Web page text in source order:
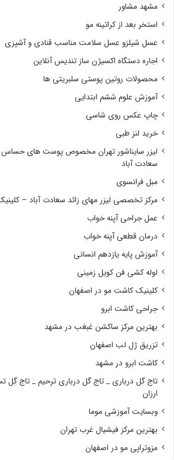
مشهد مشاور
استخر بعد از کراتینه مو
عسل شیلزو عسل سلامت مناسب قنادی و آشپزی
اجاره دستگاه اکسیژن ساز تندیس آنلاین
محصولات روتین پوستی سلبریتی ها
آموزش علوم ششم ابتدایی
چاپ عکس روی شاسی
خرید لنز طبی
لیزر سایناشور تهران مخصوص پوست های حساس
سعادت آباد
مبل فرانسوی
مرکز تخصصی لیزر مهای زائد سعادت آباد –
عمل جراحی آپنه خواب
درمان قطعی آپنه خواب
آموزش پایه یازدهم انسانی
لوله کشی فن کویل زمینی
کلینیک کاشت مو در اصفهان
جراحی کاشت ابرو
بهترین مرکز ساکشن غبغب در مشهد
تزریق ژل لب اصفهان
کاشت ابرو در مشهد
تاج گل درباری _ تاج گل درباری ترحیم _ تاج گل
ارزان
وبسایت آموزشی موما
بهترین مرکز فیشیال غرب تهران
مزوتراپی مو در اصفهان